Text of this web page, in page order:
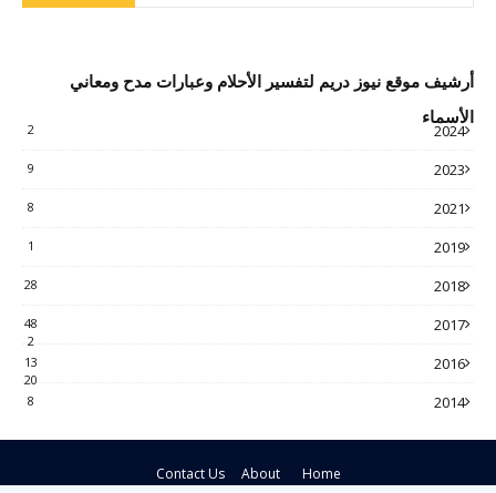
أرشيف موقع نيوز دريم لتفسير الأحلام وعبارات مدح ومعاني
الأسماء
2024
2
2023
9
2021
8
2019
1
2018
28
2017
48
2
2016
13
20
2014
8
Home
About
Contact Us